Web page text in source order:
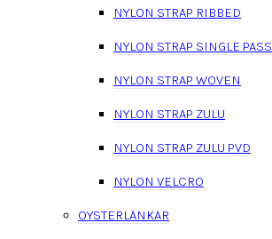
NYLON STRAP RIBBED
NYLON STRAP SINGLE PASS
NYLON STRAP WOVEN
NYLON STRAP ZULU
NYLON STRAP ZULU PVD
NYLON VELCRO
OYSTERLÄNKAR